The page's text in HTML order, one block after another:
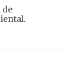
de